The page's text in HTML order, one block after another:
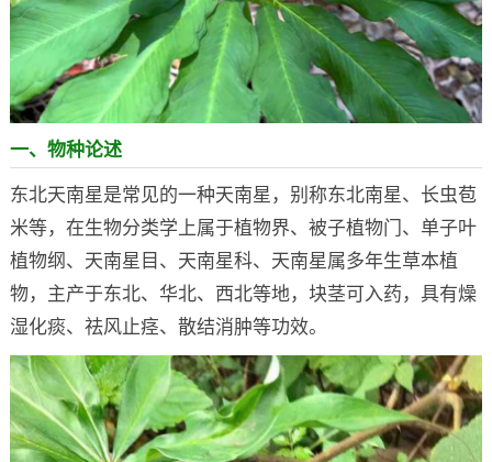
一、物种论述
东北天南星是常见的一种天南星，别称东北南星、长虫苞
米等，在生物分类学上属于植物界、被子植物门、单子叶
植物纲、天南星目、天南星科、天南星属多年生草本植
物，主产于东北、华北、西北等地，块茎可入药，具有燥
湿化痰、祛风止痉、散结消肿等功效。